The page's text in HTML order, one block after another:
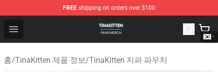
FREE shipping on orders over $100
Open menu
TinaKitten Shop - Official TinaKitten Merchandise Store
홈/TinaKitten 제품 정보/TinaKitten 지퍼 파우치